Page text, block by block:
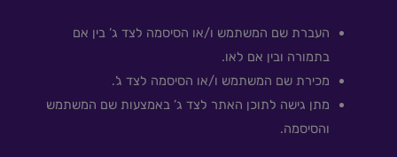
העברת שם המשתמש ו/או הסיסמה לצד ג’ בין אם
בתמורה ובין אם לאו.
מכירת שם המשתמש ו/או הסיסמה לצד ג’.
מתן גישה לתוכן האתר לצד ג’ באמצעות שם המשתמש
והסיסמה.